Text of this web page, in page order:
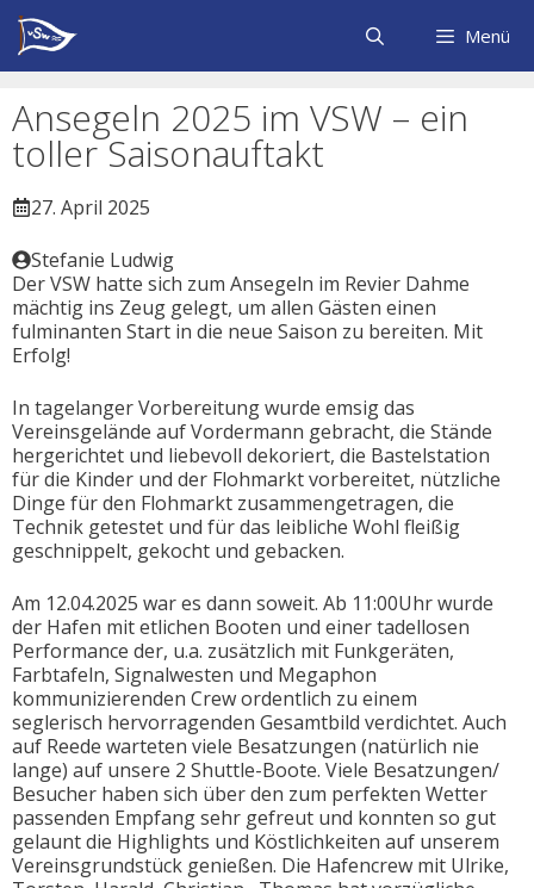
Zum
Inhalt
springen
Menü
Ansegeln 2025 im VSW – ein
toller Saisonauftakt
27. April 2025
Stefanie Ludwig
Der VSW hatte sich zum Ansegeln im Revier Dahme
mächtig ins Zeug gelegt, um allen Gästen einen
fulminanten Start in die neue Saison zu bereiten. Mit
Erfolg!
In tagelanger Vorbereitung wurde emsig das
Vereinsgelände auf Vordermann gebracht, die Stände
hergerichtet und liebevoll dekoriert, die Bastelstation
für die Kinder und der Flohmarkt vorbereitet, nützliche
Dinge für den Flohmarkt zusammengetragen, die
Technik getestet und für das leibliche Wohl fleißig
geschnippelt, gekocht und gebacken.
Am 12.04.2025 war es dann soweit. Ab 11:00Uhr wurde
der Hafen mit etlichen Booten und einer tadellosen
Performance der, u.a. zusätzlich mit Funkgeräten,
Farbtafeln, Signalwesten und Megaphon
kommunizierenden Crew ordentlich zu einem
seglerisch hervorragenden Gesamtbild verdichtet. Auch
auf Reede warteten viele Besatzungen (natürlich nie
lange) auf unsere 2 Shuttle-Boote. Viele Besatzungen/
Besucher haben sich über den zum perfekten Wetter
passenden Empfang sehr gefreut und konnten so gut
gelaunt die Highlights und Köstlichkeiten auf unserem
Vereinsgrundstück genießen. Die Hafencrew mit Ulrike,